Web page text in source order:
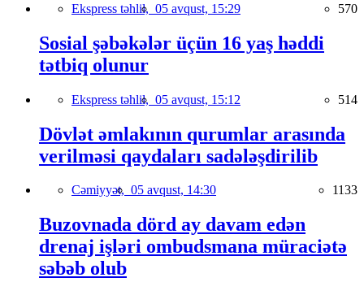
Ekspress təhlil, 05 avqust, 15:29 570
Sosial şəbəkələr üçün 16 yaş həddi
tətbiq olunur
Ekspress təhlil, 05 avqust, 15:12 514
Dövlət əmlakının qurumlar arasında
verilməsi qaydaları sadələşdirilib
Cəmiyyət, 05 avqust, 14:30 1133
Buzovnada dörd ay davam edən
drenaj işləri ombudsmana müraciətə
səbəb olub